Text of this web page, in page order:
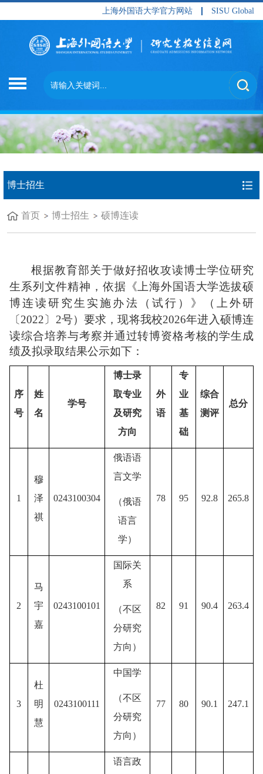
上海外国语大学官方网站 SISU Global
博士招生
首页 博士招生 硕博连读
根据教育部关于做好招收攻读博士学位研究
生系列文件精神 ， 依据《上海外国语大学选拔硕
博连读研究生实施办法（试行）》（上外研
〔2022〕 2号）要求，现将我校2026年进入硕博连
读综合培养与考察并通过转博资格考核的学生成
绩及拟录取结果公示如下：
序
号
姓
名
学号
博士录
取专业
及研究
方向
外
语
专
业
基
础
综合
测评
总分
1
穆
泽
祺
0243100304
俄语语
言文学
（俄语
语言
学）
78 95 92.8 265.8
2
马
宇
嘉
0243100101
国际关
系
（不区
分研究
方向）
82 91 90.4 263.4
3
杜
明
慧
0243100111
中国学
（不区
分研究
方向）
77 80 90.1 247.1
语言政